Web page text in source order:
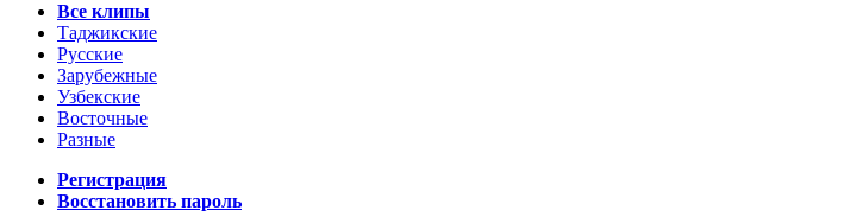
Все клипы
Таджикские
Русские
Зарубежные
Узбекские
Восточные
Разные
Регистрация
Восстановить пароль